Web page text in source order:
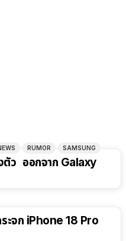
RUMOR SAMSUNG
ว ออกจาก Galaxy
ะจก iPhone 18 Pro